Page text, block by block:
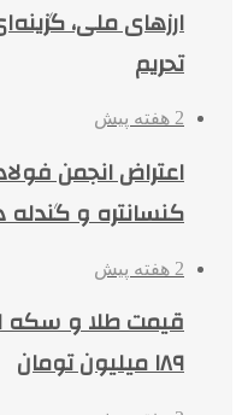
ارزهای ملی،
تحریم
2 هفته پیش
اعتراض انجمن
کنسانتره و گندله
2 هفته پیش
قیمت طلا و سکه
۱۸۹ میلیون تومان